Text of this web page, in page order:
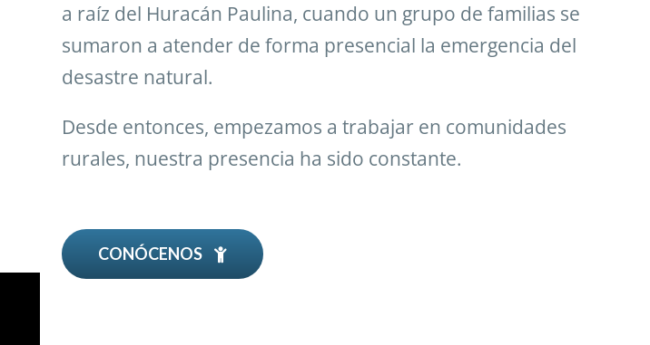
a raíz del Huracán Paulina, cuando un grupo de familias se
sumaron a atender de forma presencial la emergencia del
desastre natural.
Desde entonces, empezamos a trabajar en comunidades
rurales, nuestra presencia ha sido constante.
CONÓCENOS